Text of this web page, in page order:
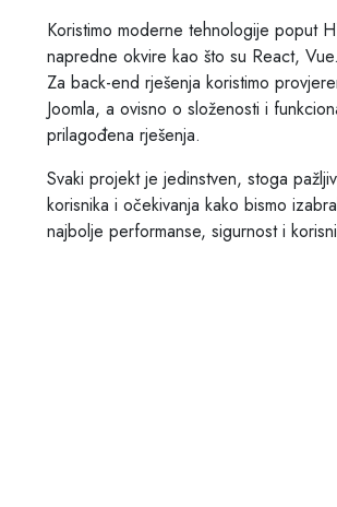
Koristimo moderne tehnologije poput
napredne okvire kao što su React,
Za back-end rješenja koristimo
Joomla, a ovisno o složenosti i
prilagođena rješenja.
Svaki projekt je jedinstven, stoga
korisnika i očekivanja kako bismo
najbolje performanse, sigurnost i